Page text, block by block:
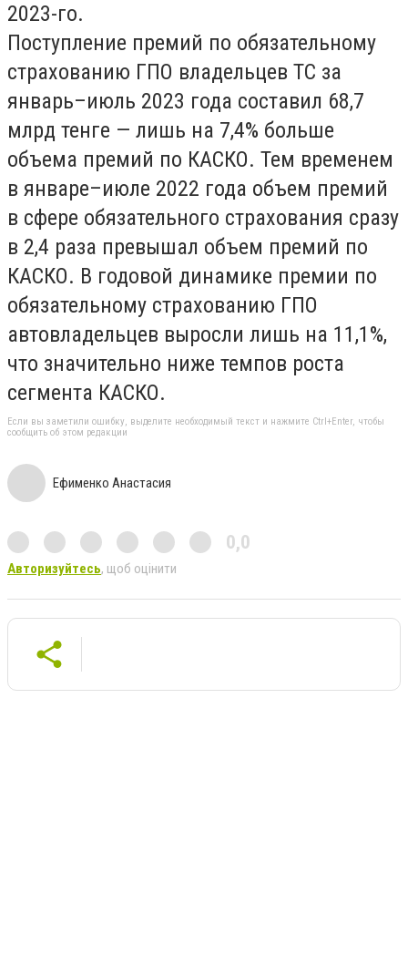
2023-го.
Поступление премий по обязательному
страхованию ГПО владельцев ТС за
январь–июль 2023 года составил 68,7
млрд тенге — лишь на 7,4% больше
объема премий по КАСКО. Тем временем
в январе–июле 2022 года объем премий
в сфере обязательного страхования сразу
в 2,4 раза превышал объем премий по
КАСКО. В годовой динамике премии по
обязательному страхованию ГПО
автовладельцев выросли лишь на 11,1%,
что значительно ниже темпов роста
сегмента КАСКО.
Если вы заметили ошибку, выделите необходимый текст и нажмите Ctrl+Enter, чтобы
сообщить об этом редакции
Ефименко Анастасия
0,0
Авторизуйтесь, щоб оцінити